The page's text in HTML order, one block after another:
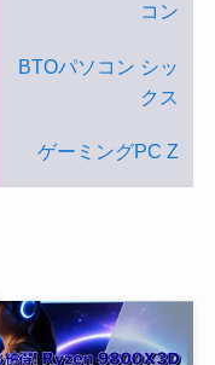
コン
BTOパソコン シッ
クス
ゲーミングPC Z